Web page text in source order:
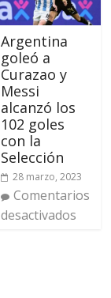
Argentina
goleó a
Curazao y
Messi
alcanzó los
102 goles
con la
Selección
28 marzo, 2023
Comentarios
desactivados